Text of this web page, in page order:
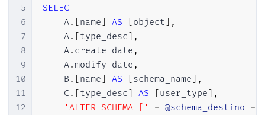
5
6
7
8
9
10
11
12
SELECT
    A
. [name] AS [object] ,
    A
. [type_desc] ,
    A
. create_date ,
    A
.modify_date ,
    B
. [name] AS [schema_name] ,
    C
. [type_desc] AS [user_type] ,
'ALTER SCHEMA ['
+ @schema_destino +